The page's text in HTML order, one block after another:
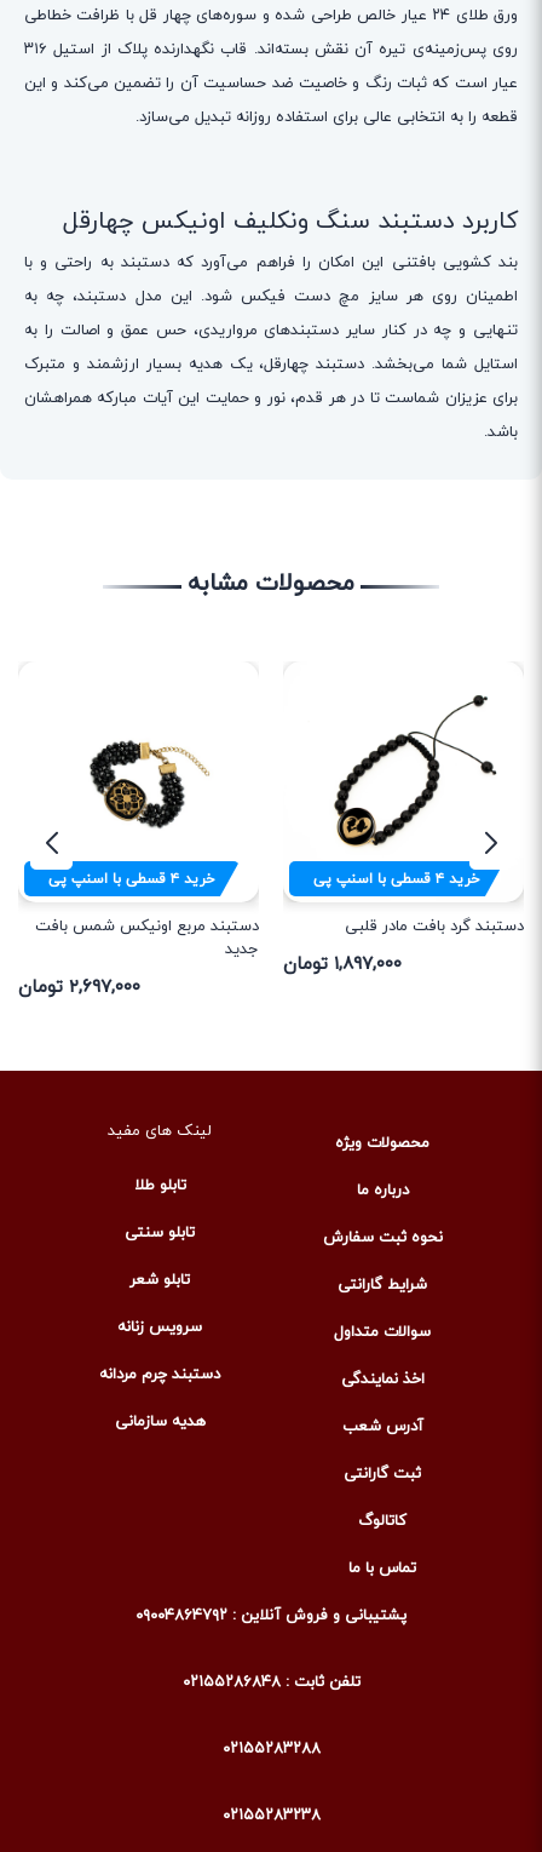
ورق طلای ۲۴ عیار خالص طراحی شده و سوره‌های چهار قل با ظرافت خطاطی
روی پس‌زمینه‌ی تیره آن نقش بسته‌اند. قاب نگهدارنده پلاک از استیل ۳۱۶
عیار است که ثبات رنگ و خاصیت ضد حساسیت آن را تضمین می‌کند و این
قطعه را به انتخابی عالی برای استفاده روزانه تبدیل می‌سازد.
کاربرد دستبند سنگ ونکلیف اونیکس چهارقل
بند کشویی بافتنی این امکان را فراهم می‌آورد که دستبند به راحتی و با
اطمینان روی هر سایز مچ دست فیکس شود. این مدل دستبند، چه به
تنهایی و چه در کنار سایر دستبندهای مرواریدی، حس عمق و اصالت را به
استایل شما می‌بخشد. دستبند چهارقل، یک هدیه بسیار ارزشمند و متبرک
برای عزیزان شماست تا در هر قدم، نور و حمایت این آیات مبارکه همراهشان
باشد.
محصولات مشابه
خرید۴قسطی با اسنپ پی
دستبند گرد بافت مادر قلبی
۱,۸۹۷,۰۰۰ تومان
خرید۴قسطی با اسنپ پی
دستبند مربع اونیکس شمس بافت
جدید
۲,۶۹۷,۰۰۰ تومان
محصولات ویژه
درباره ما
نحوه ثبت سفارش
شرایط گارانتی
سوالات متداول
اخذ نمایندگی
آدرس شعب
ثبت گارانتی
کاتالوگ
تماس با ما
لینک های مفید
تابلو طلا
تابلو سنتی
تابلو شعر
سرویس زنانه
دستبند چرم مردانه
هدیه سازمانی
پشتیبانی و فروش آنلاین : ۰۹۰۰۴۸۶۴۷۹۲
تلفن ثابت : ۰۲۱۵۵۲۸۶۸۴۸
۰۲۱۵۵۲۸۳۲۸۸
۰۲۱۵۵۲۸۳۲۳۸